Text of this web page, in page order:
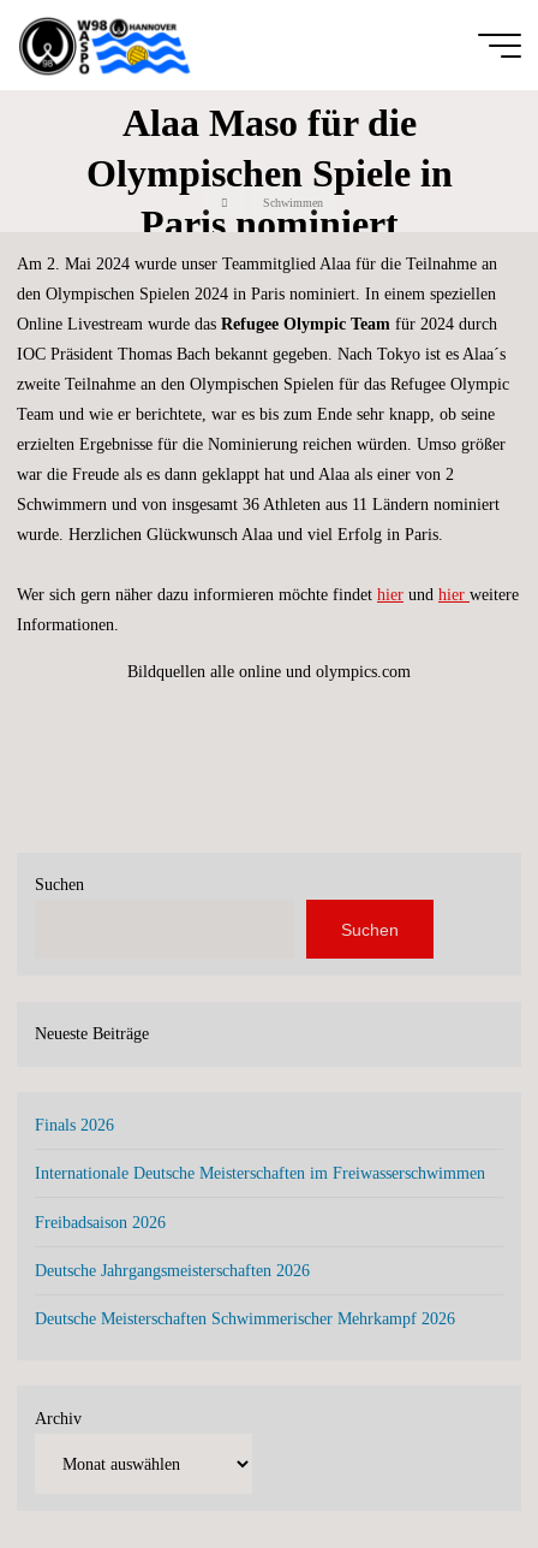
Inhalt
springen
Wassersportfreunde
von 1889
Hannover e.V.
DIE
GANZE
BREITE
UND
WASSERBALLSPORTS
Alaa Maso für die
Olympischen Spiele in
Paris nominiert
Schwimmen
Am 2. Mai 2024 wurde unser Teammitglied Alaa für die Teilnahme an
den Olympischen Spielen 2024 in Paris nominiert. In einem speziellen
Online Livestream wurde dasRefugee Olympic Team für 2024 durch
IOC Präsident Thomas Bach bekannt gegeben. Nach Tokyo ist es Alaa´s
zweite Teilnahme an den Olympischen Spielen für das Refugee Olympic
Team und wie er berichtete, war es bis zum Ende sehr knapp, ob seine
erzielten Ergebnisse für die Nominierung reichen würden. Umso größer
war die Freude als es dann geklappt hat und Alaa als einer von 2
Schwimmern und von insgesamt 36 Athleten aus 11 Ländern nominiert
wurde. Herzlichen Glückwunsch Alaa und viel Erfolg in Paris.
Wer sich gern näher dazu informieren möchte findethier undhierweitere
Informationen.
Bildquellen alle online und olympics.com
Suchen
Suchen
Neueste Beiträge
Finals 2026
Internationale Deutsche Meisterschaften im Freiwasserschwimmen
Freibadsaison 2026
Deutsche Jahrgangsmeisterschaften 2026
Deutsche Meisterschaften Schwimmerischer Mehrkampf 2026
Archiv